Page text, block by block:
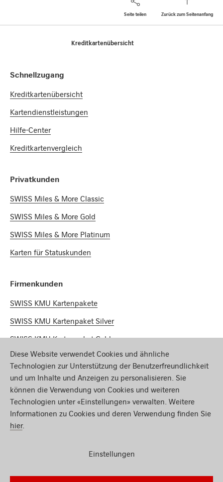
Diese Website verwendet Cookies und ähnliche
Technologien zur Unterstützung der Benutzerfreundlichkeit
und um Inhalte und Anzeigen zu personalisieren. Sie
können die Verwendung von Cookies und weiteren
Technologien unter «Einstellungen» verwalten. Weitere
Informationen zu Cookies und deren Verwendung finden Sie
hier.
Einstellungen
Seite teilen Zurück zum Seitenanfang
Kreditkartenübersicht
Footer Navigation
Schnellzugang
Kreditkartenübersicht
Kartendienstleistungen
Hilfe-Center
Kreditkartenvergleich
Privatkunden
SWISS Miles & More Classic
SWISS Miles & More Gold
SWISS Miles & More Platinum
Karten für Statuskunden
Firmenkunden
SWISS KMU Kartenpakete
SWISS KMU Kartenpaket Silver
SWISS KMU Kartenpaket Gold
SWISS KMU Kartenpaket Platinum
Miles & More
Meilenrechner
Meilen sammeln